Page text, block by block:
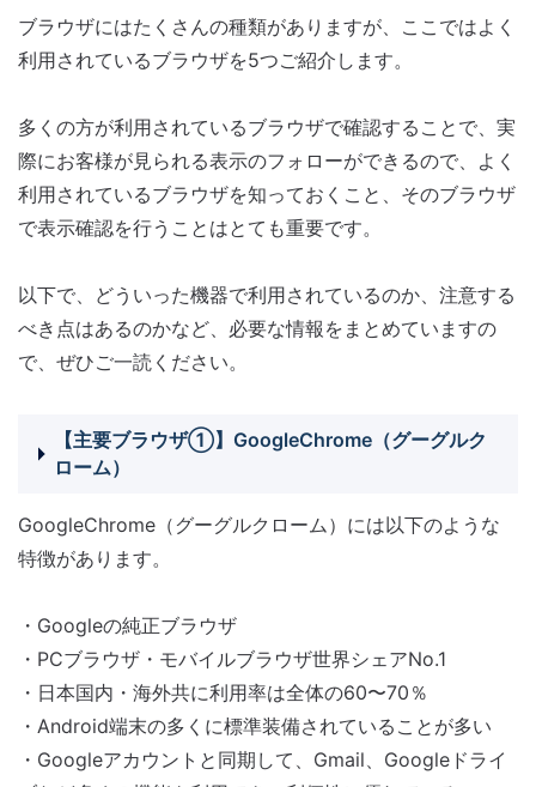
ブラウザにはたくさんの種類がありますが、ここではよく
利用されているブラウザを5つご紹介します。
多くの方が利用されているブラウザで確認することで、実
際にお客様が見られる表示のフォローができるので、よく
利用されているブラウザを知っておくこと、そのブラウザ
で表示確認を行うことはとても重要です。
以下で、どういった機器で利用されているのか、注意する
べき点はあるのかなど、必要な情報をまとめていますの
で、ぜひご一読ください。
【主要ブラウザ①】GoogleChrome（グーグルク
ローム）
GoogleChrome（グーグルクローム）には以下のような
特徴があります。
・Googleの純正ブラウザ
・PCブラウザ・モバイルブラウザ世界シェアNo.1
・日本国内・海外共に利用率は全体の60〜70％
・Android端末の多くに標準装備されていることが多い
・Googleアカウントと同期して、Gmail、Googleドライ